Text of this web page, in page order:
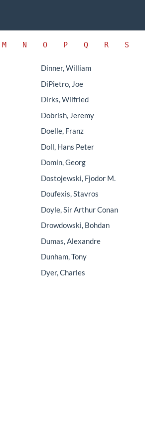
M N O P Q R S
Dinner, William
DiPietro, Joe
Dirks, Wilfried
Dobrish, Jeremy
Doelle, Franz
Doll, Hans Peter
Domin, Georg
Dostojewski, Fjodor M.
Doufexis, Stavros
Doyle, Sir Arthur Conan
Drowdowski, Bohdan
Dumas, Alexandre
Dunham, Tony
Dyer, Charles